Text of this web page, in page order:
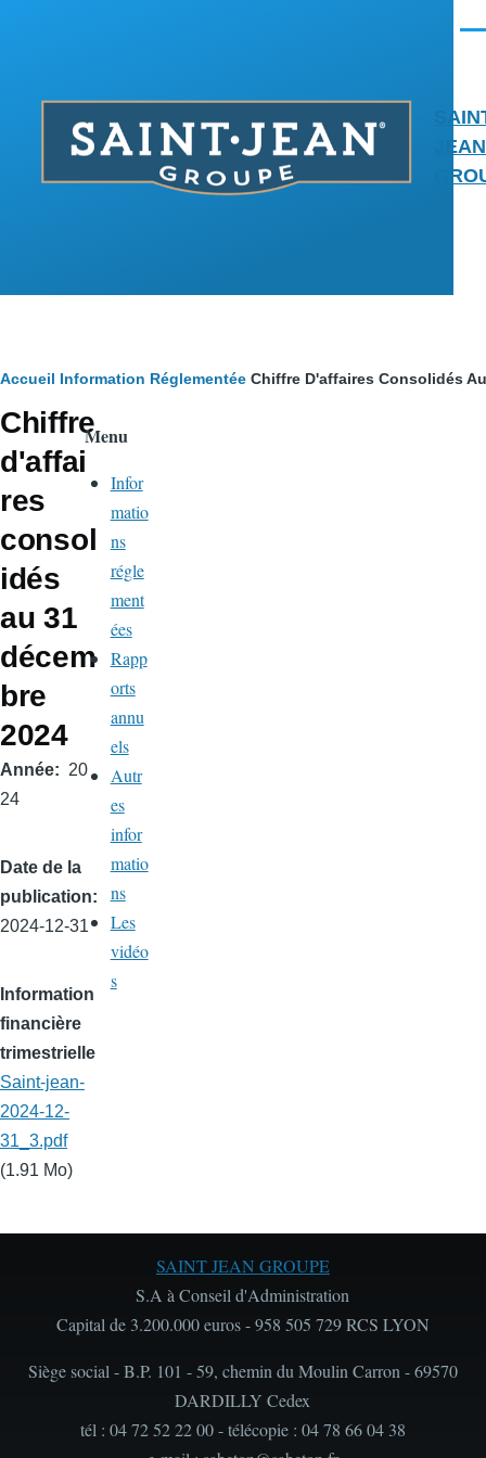
JEAN
Fil
d'Ariane
Accueil Information Réglementée Chiffre D'affaires Consolidés
Chiffre
d'affai
res
consol
idés
au 31
décem
bre
2024
Année
20
24
Date de la
publication
2024-12-31
Information
financière
trimestrielle
Saint-jean-
2024-12-
31_3.pdf
(1.91 Mo)
Menu
Infor
matio
ns
régle
ment
ées
Rapp
orts
annu
els
Autr
es
infor
matio
ns
Les
vidéo
s
SAINT JEAN GROUPE
S.A à Conseil d'Administration
Capital de 3.200.000 euros - 958 505 729 RCS LYON
Siège social - B.P. 101 - 59, chemin du Moulin Carron - 69570
DARDILLY Cedex
tél : 04 72 52 22 00 - télécopie : 04 78 66 04 38